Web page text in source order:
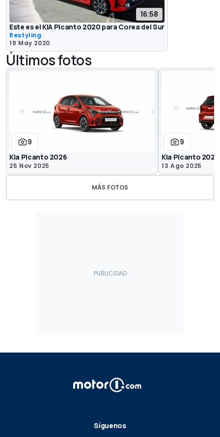
16:58
Este es el KIA Picanto 2020 para Corea del Sur
Restyling
19 May 2020
Últimos fotos
9
Kia Picanto 2026
25 Nov 2025
9
Kia Picanto 2025
13 Ago 2025
MÁS FOTOS
Síguenos